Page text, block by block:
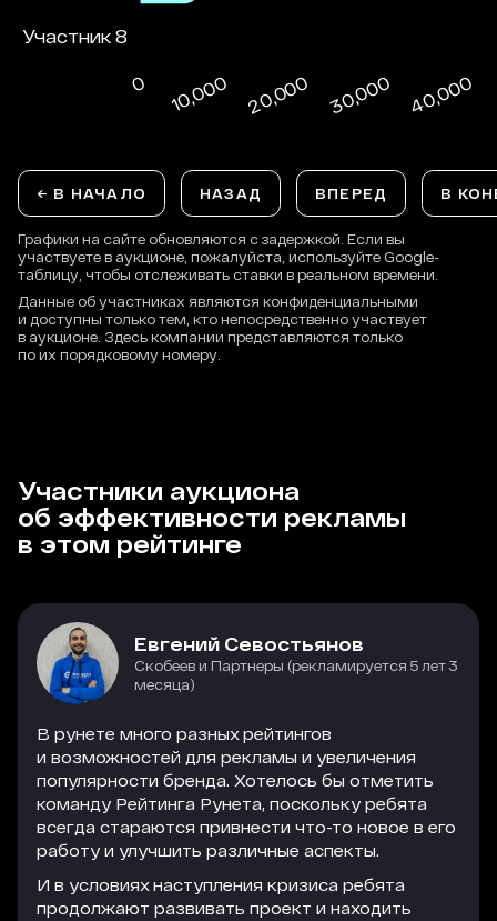
← В НАЧАЛО НАЗАД ВПЕРЕД В
Графики на сайте обновляются с задержкой. Если вы
участвуете в аукционе, пожалуйста, используйте Google-
таблицу, чтобы отслеживать ставки в реальном времени.
Данные об участниках являются конфиденциальными
и доступны только тем, кто непосредственно участвует
в аукционе. Здесь компании представляются только
по их порядковому номеру.
Участники аукциона
об эффективности рекламы
в этом рейтинге
Евгений Севостьянов
Скобеев и Партнеры (рекламируется 5 лет 3
месяца)
В рунете много разных рейтингов
и возможностей для рекламы и увеличения
популярности бренда. Хотелось бы отметить
команду Рейтинга Рунета, поскольку ребята
всегда стараются привнести что-то новое в его
работу и улучшить различные аспекты.
И в условиях наступления кризиса ребята
продолжают развивать проект и находить